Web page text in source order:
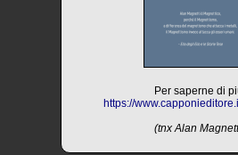
Per saperne di
https://
(tnx Alan